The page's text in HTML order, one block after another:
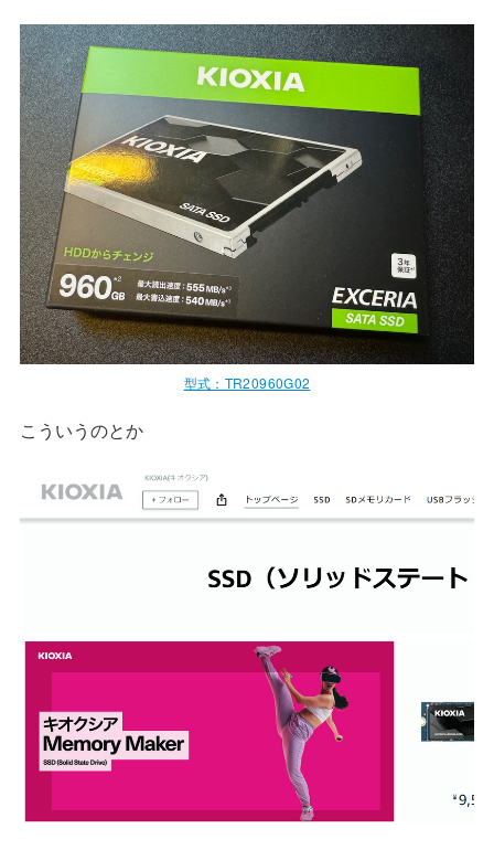
型式：TR20960G02
こういうのとか